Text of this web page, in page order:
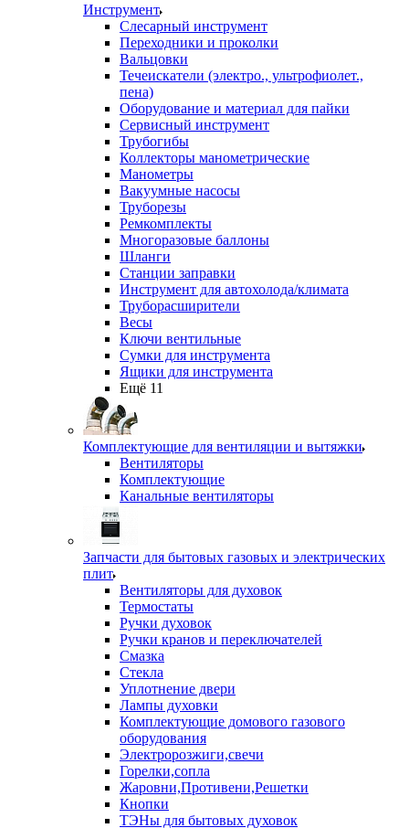
Инструмент
Слесарный инструмент
Переходники и проколки
Вальцовки
Течеискатели (электро., ультрофиолет.,
пена)
Оборудование и материал для пайки
Сервисный инструмент
Трубогибы
Коллекторы манометрические
Манометры
Вакуумные насосы
Труборезы
Ремкомплекты
Многоразовые баллоны
Шланги
Станции заправки
Инструмент для автохолода/климата
Труборасширители
Весы
Ключи вентильные
Сумки для инструмента
Ящики для инструмента
Ещё 11
Комплектующие для вентиляции и вытяжки
Вентиляторы
Комплектующие
Канальные вентиляторы
Запчасти для бытовых газовых и электрических
плит
Вентиляторы для духовок
Термостаты
Ручки духовок
Ручки кранов и переключателей
Смазка
Стекла
Уплотнение двери
Лампы духовки
Комплектующие домового газового
оборудования
Электророзжиги,свечи
Горелки,сопла
Жаровни,Противени,Решетки
Кнопки
ТЭНы для бытовых духовок